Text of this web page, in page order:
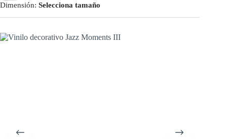
Dimensión: Selecciona tamaño